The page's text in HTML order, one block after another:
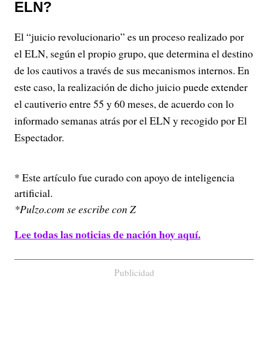
ELN?
El “juicio revolucionario” es un proceso realizado por
el ELN, según el propio grupo, que determina el destino
de los cautivos a través de sus mecanismos internos. En
este caso, la realización de dicho juicio puede extender
el cautiverio entre 55 y 60 meses, de acuerdo con lo
informado semanas atrás por el ELN y recogido por El
Espectador.
* Este artículo fue curado con apoyo de inteligencia
artificial.
*Pulzo.com se escribe con Z
Lee todas las noticias de nación hoy aquí.
Publicidad